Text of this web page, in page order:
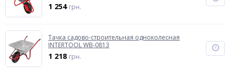
1 254 грн.
Тачка садово-строительная одноколесная
INTERTOOL WB-0813
1 218 грн.